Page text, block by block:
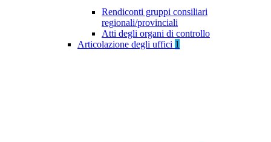
Rendiconti gruppi consiliari
regionali/provinciali
Atti degli organi di controllo
Articolazione degli uffici 1